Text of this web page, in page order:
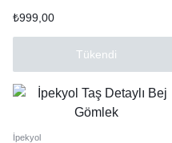
₺999,00
Tükendi
İpekyol